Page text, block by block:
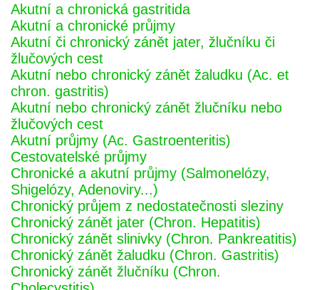
Akutní a chronická gastritida
Akutní a chronické průjmy
Akutní či chronický zánět jater, žlučníku či
žlučových cest
Akutní nebo chronický zánět žaludku (Ac. et
chron. gastritis)
Akutní nebo chronický zánět žlučníku nebo
žlučových cest
Akutní průjmy (Ac. Gastroenteritis)
Cestovatelské průjmy
Chronické a akutní průjmy (Salmonelózy,
Shigelózy, Adenoviry...)
Chronický průjem z nedostatečnosti sleziny
Chronický zánět jater (Chron. Hepatitis)
Chronický zánět slinivky (Chron. Pankreatitis)
Chronický zánět žaludku (Chron. Gastritis)
Chronický zánět žlučníku (Chron.